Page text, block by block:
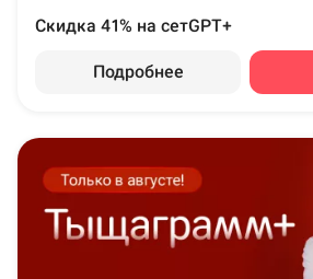
Скидка 41% на сетGPT+
Подробнее